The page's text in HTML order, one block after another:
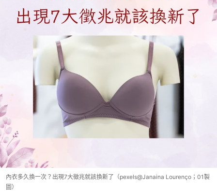
內衣多久換一次？出現7大徵兆就該換新了（pexels@Janaina Lourenço；01製
圖）